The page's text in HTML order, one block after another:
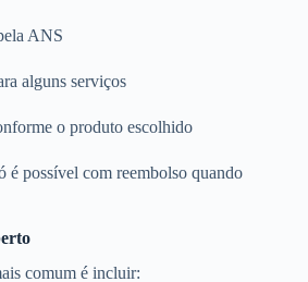
ANS
alguns serviços
o produto escolhido
é possível com reembolso quando
comum é incluir: